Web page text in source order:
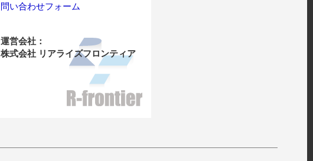
問い合わせフォーム
運営会社：
株式会社 リアライズフロンティア